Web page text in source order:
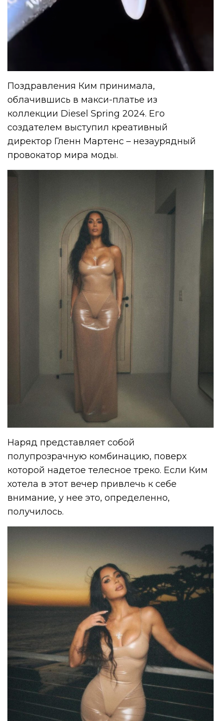
Поздравления Ким принимала,
облачившись в макси-платье из
коллекции Diesel Spring 2024. Его
создателем выступил креативный
директор Гленн Мартенс – незаурядный
провокатор мира моды.
Наряд представляет собой
полупрозрачную комбинацию, поверх
которой надетое телесное треко. Если Ким
хотела в этот вечер привлечь к себе
внимание, у нее это, определенно,
получилось.